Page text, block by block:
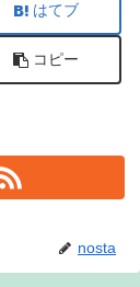
はてブ
コピー
nosta